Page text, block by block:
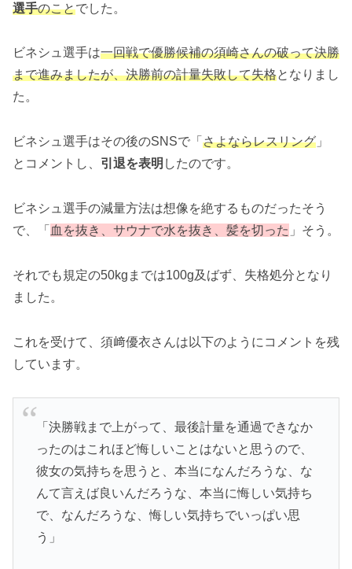
選手のことでした。
ビネシュ選手は一回戦で優勝候補の須崎さんの破って決勝
まで進みましたが、決勝前の計量失敗して失格となりまし
た。
ビネシュ選手はその後のSNSで「 さよならレスリング 」
とコメントし、 引退を表明 したのです。
ビネシュ選手の減量方法は想像を絶するものだったそう
で、「 血を抜き、サウナで水を抜き、髪を切った 」そう。
それでも規定の50kgまでは100g及ばず、失格処分となり
ました。
これを受けて、須﨑優衣さんは以下のようにコメントを残
しています。
「決勝戦まで上がって、最後計量を通過できなか
ったのはこれほど悔しいことはないと思うので、
彼女の気持ちを思うと、本当になんだろうな、な
んて言えば良いんだろうな、本当に悔しい気持ち
で、なんだろうな、悔しい気持ちでいっぱい思
う」